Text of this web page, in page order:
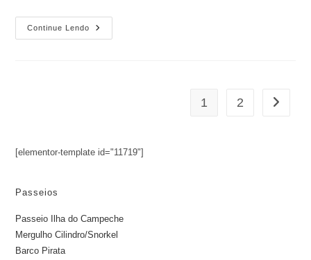
Continue Lendo
1 2
[elementor-template id="11719"]
Passeios
Passeio Ilha do Campeche
Mergulho Cilindro/Snorkel
Barco Pirata